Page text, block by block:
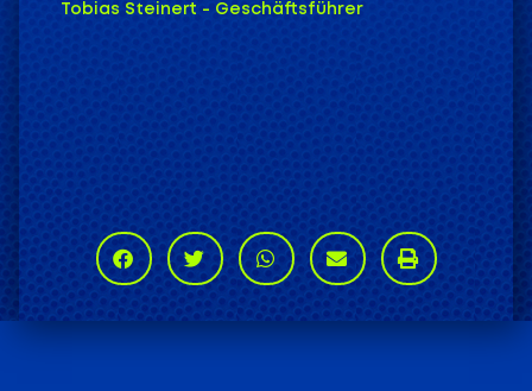
Tobias Steinert - Geschäftsführer